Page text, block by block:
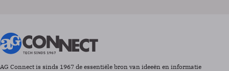
AG Connect is sinds 1967 de essentiële bron van ideeën en informatie